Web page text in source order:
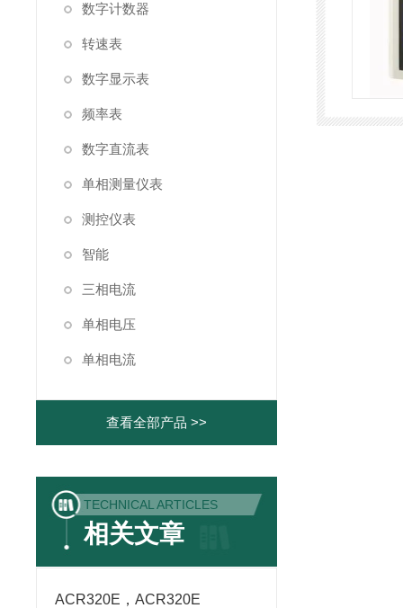
数字计数器
转速表
数字显示表
频率表
数字直流表
单相测量仪表
测控仪表
智能
三相电流
单相电压
单相电流
查看全部产品 >>
TECHNICAL ARTICLES
相关文章
ACR320E，ACR320E